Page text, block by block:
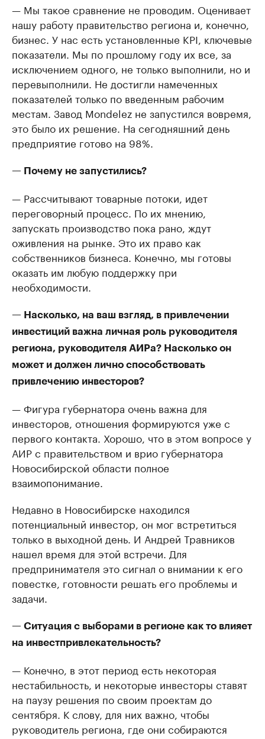
— Мы такое сравнение не проводим. Оценивает
нашу работу правительство региона и, конечно,
бизнес. У нас есть установленные KPI, ключевые
показатели. Мы по прошлому году их все, за
исключением одного, не только выполнили, но и
перевыполнили. Не достигли намеченных
показателей только по введенным рабочим
местам. Завод Mondelez не запустился вовремя,
это было их решение. На сегодняшний день
предприятие готово на 98%.
— Почему не запустились?
— Рассчитывают товарные потоки, идет
переговорный процесс. По их мнению,
запускать производство пока рано, ждут
оживления на рынке. Это их право как
собственников бизнеса. Конечно, мы готовы
оказать им любую поддержку при
необходимости.
— Насколько, на ваш взгляд, в привлечении
инвестиций важна личная роль руководителя
региона, руководителя АИРа? Насколько он
может и должен лично способствовать
привлечению инвесторов?
— Фигура губернатора очень важна для
инвесторов, отношения формируются уже с
первого контакта. Хорошо, что в этом вопросе у
АИР с правительством и врио губернатора
Новосибирской области полное
взаимопонимание.
Недавно в Новосибирске находился
потенциальный инвестор, он мог встретиться
только в выходной день. И Андрей Травников
нашел время для этой встречи. Для
предпринимателя это сигнал о внимании к его
повестке, готовности решать его проблемы и
задачи.
— Ситуация с выборами в регионе как то влияет
на инвестпривлекательность?
— Конечно, в этот период есть некоторая
нестабильность, и некоторые инвесторы ставят
на паузу решения по своим проектам до
сентября. К слову, для них важно, чтобы
руководитель региона, где они собираются